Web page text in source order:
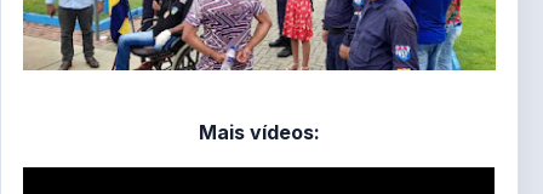
Mais vídeos: